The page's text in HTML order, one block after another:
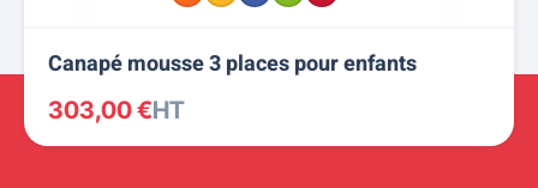
Canapé mousse 3 places pour enfants
303,00 €HT